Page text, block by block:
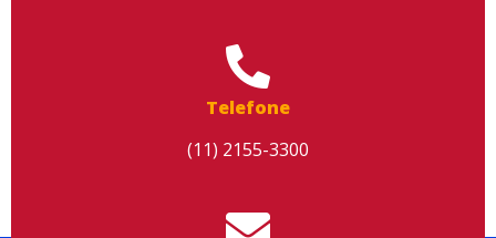
Telefone
(11) 2155-3300
Utilizamos cookies para facilitar o uso do site, personalizar o
conteúdo, melhorar o seu desempenho e proporcionar mais
segurança à sua navegação. Para saber mais, consulte nossa
Aceitar cookies